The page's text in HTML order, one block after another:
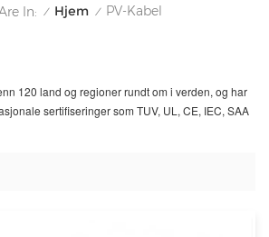
In: / Hjem / PV-Kabel
120 land og regioner rundt om i verden, og har
sertifiseringer som TUV, UL, CE, IEC, SAA